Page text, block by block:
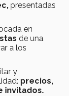
presentadas
en
de una
a los
y
precios,
invitados.